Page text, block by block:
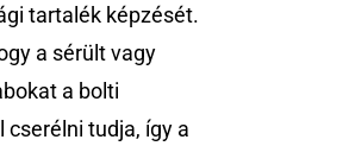
tartalék képzését.
a sérült vagy
a bolti
tudja, így a